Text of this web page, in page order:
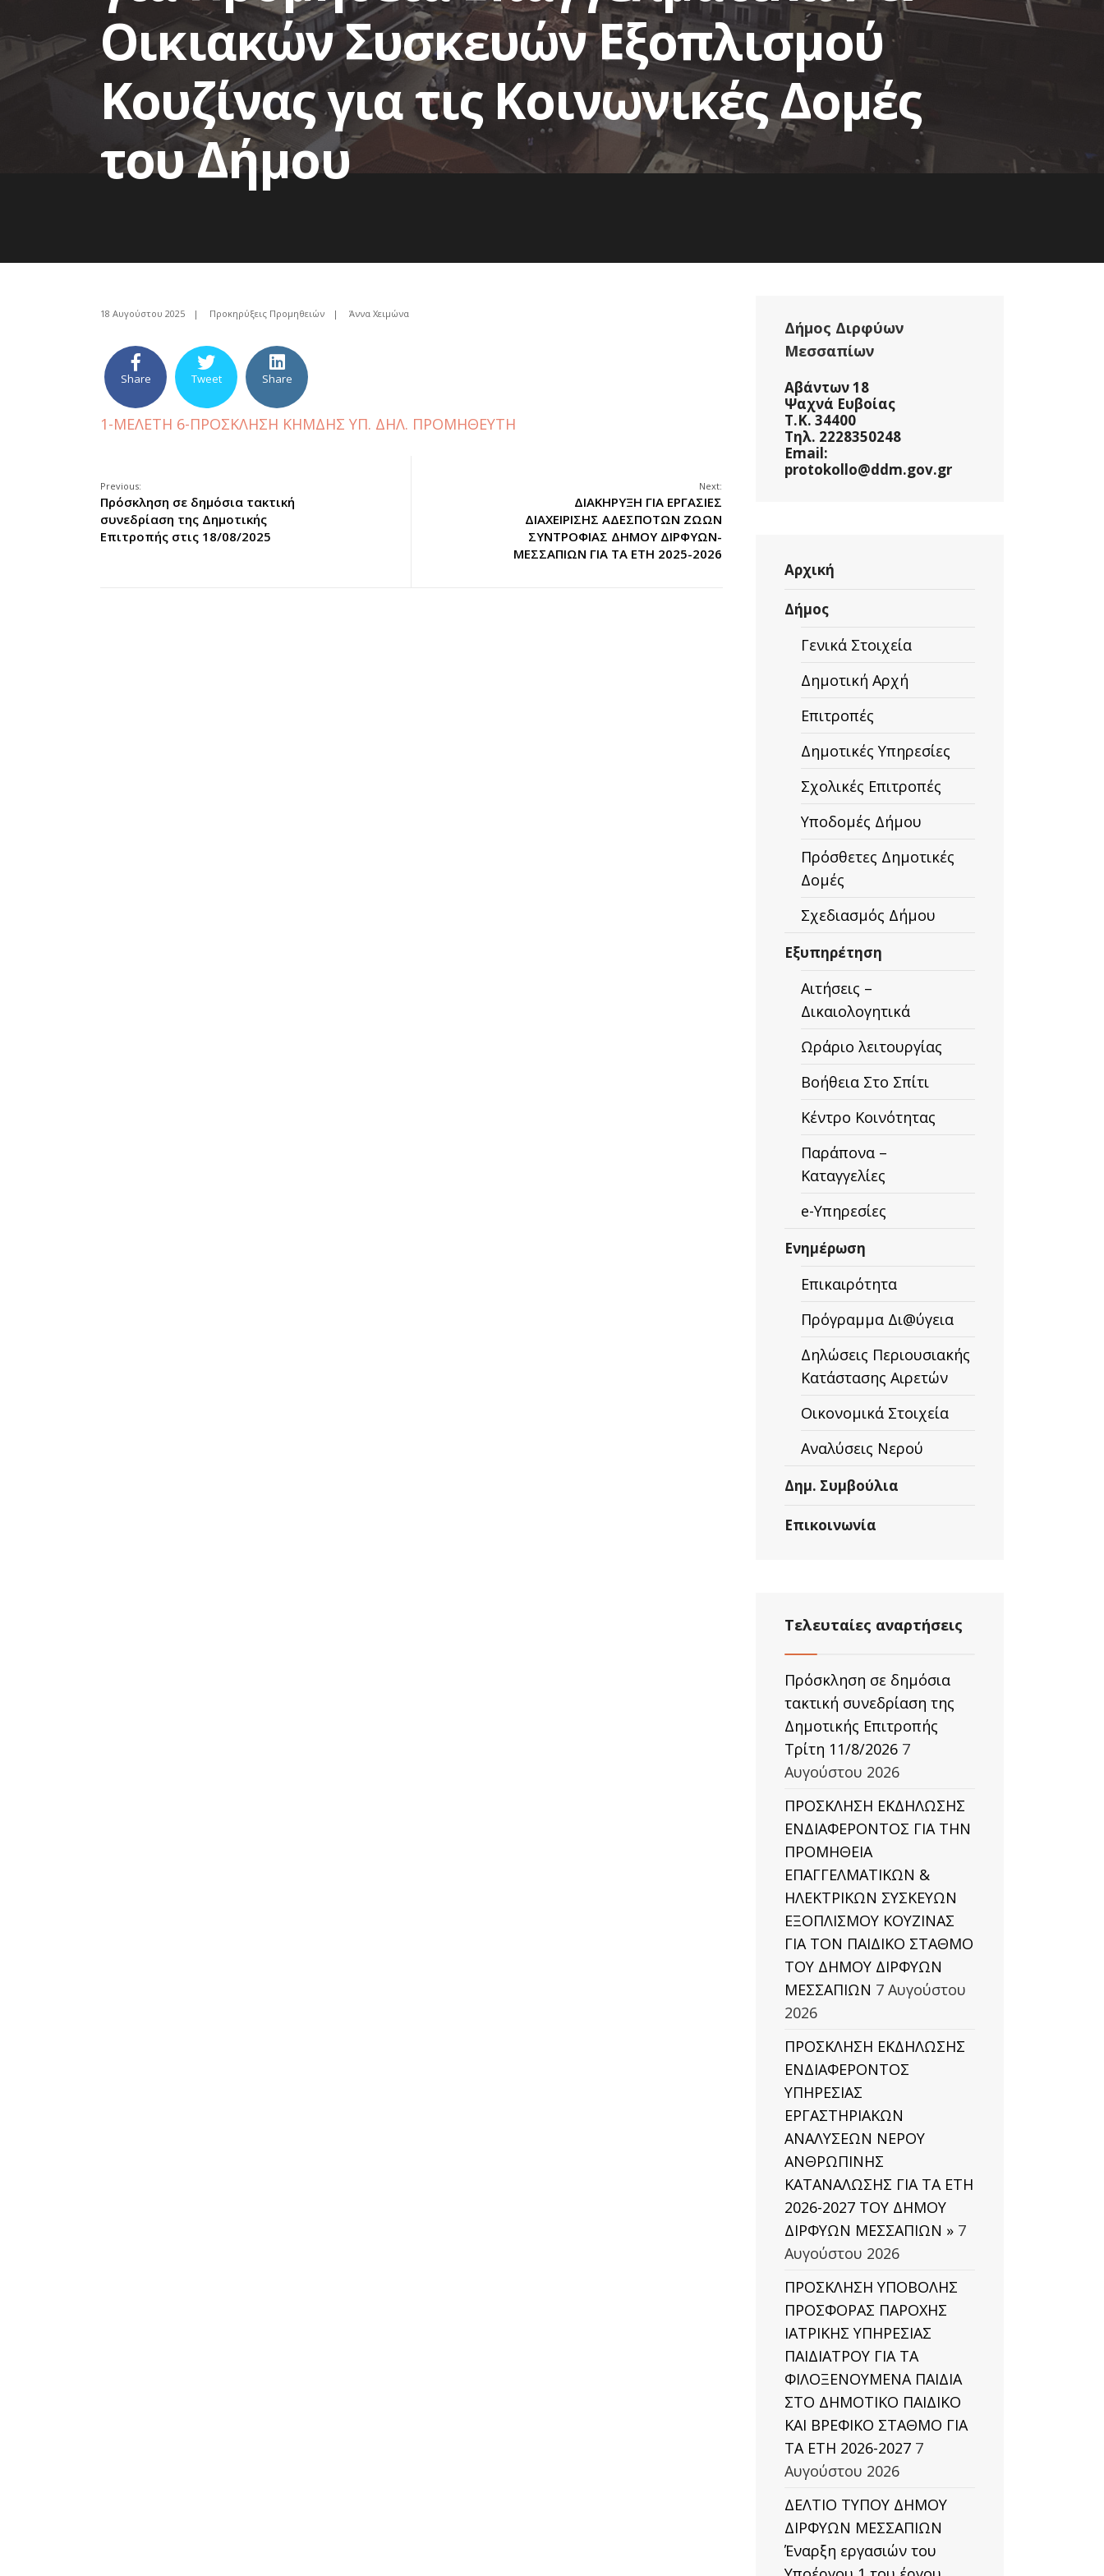
Οικιακών Συσκευών Εξοπλισμού
Κουζίνας για τις Κοινωνικές Δομές
του Δήμου
18 Αυγούστου 2025 | Προκηρύξεις Προμηθειών | Άννα Χειμώνα
Share Tweet Share
1-ΜΕΛΕΤΗ 6-ΠΡΟΣΚΛΗΣΗ ΚΗΜΔΗΣ ΥΠ. ΔΗΛ. ΠΡΟΜΗΘΕΥΤΗ
Previous:
Πρόσκληση σε δημόσια τακτική
συνεδρίαση της Δημοτικής
Επιτροπής στις 18/08/2025
Next:
ΔΙΑΚΗΡΥΞΗ ΓΙΑ ΕΡΓΑΣΙΕΣ
ΔΙΑΧΕΙΡΙΣΗΣ ΑΔΕΣΠΟΤΩΝ ΖΩΩΝ
ΣΥΝΤΡΟΦΙΑΣ ΔΗΜΟΥ ΔΙΡΦΥΩΝ-
ΜΕΣΣΑΠΙΩΝ ΓΙΑ ΤΑ ΕΤΗ 2025-2026
Δήμος Διρφύων
Μεσσαπίων
Αβάντων 18
Ψαχνά Ευβοίας
Τ.Κ. 34400
Τηλ. 2228350248
Email:
protokollo@ddm.gov.gr
Αρχική
Δήμος
Γενικά Στοιχεία
Δημοτική Αρχή
Επιτροπές
Δημοτικές Υπηρεσίες
Σχολικές Επιτροπές
Υποδομές Δήμου
Πρόσθετες Δημοτικές
Δομές
Σχεδιασμός Δήμου
Εξυπηρέτηση
Αιτήσεις –
Δικαιολογητικά
Ωράριο λειτουργίας
Βοήθεια Στο Σπίτι
Κέντρο Κοινότητας
Παράπονα –
Καταγγελίες
e-Υπηρεσίες
Ενημέρωση
Επικαιρότητα
Πρόγραμμα Δι@ύγεια
Δηλώσεις Περιουσιακής
Κατάστασης Αιρετών
Οικονομικά Στοιχεία
Αναλύσεις Νερού
Δημ. Συμβούλια
Επικοινωνία
Τελευταίες αναρτήσεις
Πρόσκληση σε δημόσια
τακτική συνεδρίαση της
Δημοτικής Επιτροπής
Τρίτη 11/8/2026 7
Αυγούστου 2026
ΠΡΟΣΚΛΗΣΗ ΕΚΔΗΛΩΣΗΣ
ΕΝΔΙΑΦΕΡΟΝΤΟΣ ΓΙΑ ΤΗΝ
ΠΡΟΜΗΘΕΙΑ
ΕΠΑΓΓΕΛΜΑΤΙΚΩΝ &
ΗΛΕΚΤΡΙΚΩΝ ΣΥΣΚΕΥΩΝ
ΕΞΟΠΛΙΣΜΟΥ ΚΟΥΖΙΝΑΣ
ΓΙΑ ΤΟΝ ΠΑΙΔΙΚΟ ΣΤΑΘΜΟ
ΤΟΥ ΔΗΜΟΥ ΔΙΡΦΥΩΝ
ΜΕΣΣΑΠΙΩΝ 7 Αυγούστου
2026
ΠΡΟΣΚΛΗΣΗ ΕΚΔΗΛΩΣΗΣ
ΕΝΔΙΑΦΕΡΟΝΤΟΣ
ΥΠΗΡΕΣΙΑΣ
ΕΡΓΑΣΤΗΡΙΑΚΩΝ
ΑΝΑΛΥΣΕΩΝ ΝΕΡΟΥ
ΑΝΘΡΩΠΙΝΗΣ
ΚΑΤΑΝΑΛΩΣΗΣ ΓΙΑ ΤΑ ΕΤΗ
2026-2027 ΤΟΥ ΔΗΜΟΥ
ΔΙΡΦΥΩΝ ΜΕΣΣΑΠΙΩΝ » 7
Αυγούστου 2026
ΠΡΟΣΚΛΗΣΗ ΥΠΟΒΟΛΗΣ
ΠΡΟΣΦΟΡΑΣ ΠΑΡΟΧΗΣ
ΙΑΤΡΙΚΗΣ ΥΠΗΡΕΣΙΑΣ
ΠΑΙΔΙΑΤΡΟΥ ΓΙΑ ΤΑ
ΦΙΛΟΞΕΝΟΥΜΕΝΑ ΠΑΙΔΙΑ
ΣΤΟ ΔΗΜΟΤΙΚΟ ΠΑΙΔΙΚΟ
ΚΑΙ ΒΡΕΦΙΚΟ ΣΤΑΘΜΟ ΓΙΑ
ΤΑ ΕΤΗ 2026-2027 7
Αυγούστου 2026
ΔΕΛΤΙΟ ΤΥΠΟΥ ΔΗΜΟΥ
ΔΙΡΦΥΩΝ ΜΕΣΣΑΠΙΩΝ
Έναρξη εργασιών του